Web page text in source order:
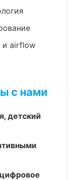
и airflow
с нами
детский